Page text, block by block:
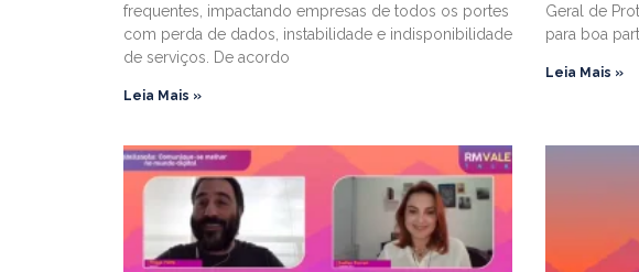
frequentes, impactando empresas de todos os portes
com perda de dados, instabilidade e indisponibilidade
de serviços. De acordo
Leia Mais »
Geral de
para boa
Leia Mais »